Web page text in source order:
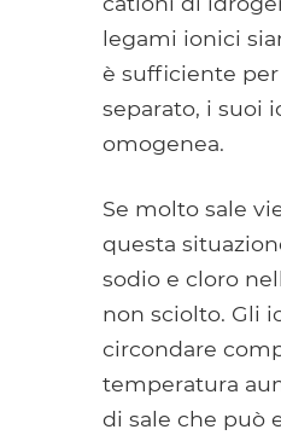
legami ionici
è sufficiente
separato, i suoi
omogenea.
Se molto sale
questa
sodio e cloro
non sciolto. Gli
circondare
temperatura
di sale che può